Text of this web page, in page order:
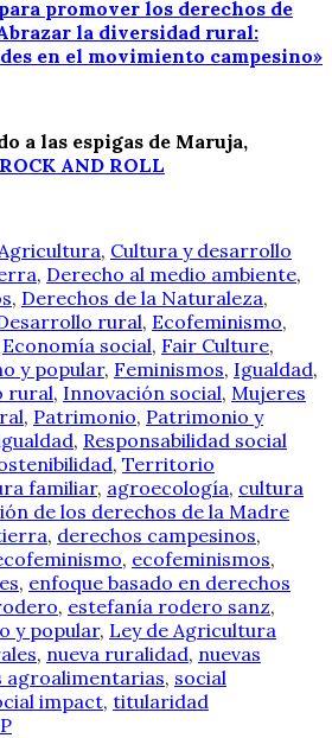
promover los derechos de
la diversidad rural:
en el movimiento campesino»
a las espigas de Maruja,
AND ROLL
Agricultura, Cultura y desarrollo
, Derecho al medio ambiente,
, Derechos de la Naturaleza,
rural, Ecofeminismo,
Economía social, Fair Culture,
y popular, Feminismos, Igualdad,
rural, Innovación social, Mujeres
, Patrimonio, Patrimonio y
, Responsabilidad social
, Territorio
familiar, agroecología, cultura
de los derechos de la Madre
, derechos campesinos,
, ecofeminismos,
, enfoque basado en derechos
, estefanía rodero sanz,
y popular, Ley de Agricultura
, nueva ruralidad, nuevas
agroalimentarias, social
impact, titularidad